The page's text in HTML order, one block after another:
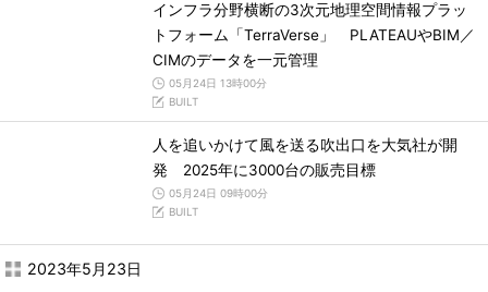
インフラ分野横断の3次元地理空間情報プラッ
トフォーム「TerraVerse」 PLATEAUやBIM／
CIMのデータを一元管理
05月24日 13時00分
BUILT
人を追いかけて風を送る吹出口を大気社が開
発 2025年に3000台の販売目標
05月24日 09時00分
BUILT
2023年5月23日